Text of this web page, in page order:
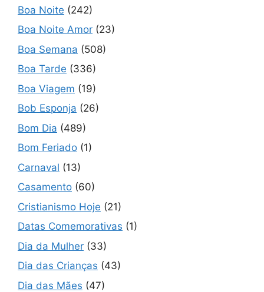
Boa Noite (242)
Boa Noite Amor (23)
Boa Semana (508)
Boa Tarde (336)
Boa Viagem (19)
Bob Esponja (26)
Bom Dia (489)
Bom Feriado (1)
Carnaval (13)
Casamento (60)
Cristianismo Hoje (21)
Datas Comemorativas (1)
Dia da Mulher (33)
Dia das Crianças (43)
Dia das Mães (47)